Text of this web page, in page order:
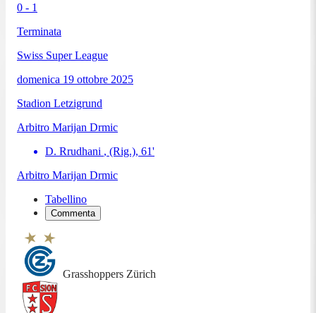
0 - 1
Terminata
Swiss Super League
domenica 19 ottobre 2025
Stadion Letzigrund
Arbitro Marijan Drmic
D. Rrudhani , (Rig.), 61'
Arbitro Marijan Drmic
Tabellino
Commenta
Grasshoppers Zürich